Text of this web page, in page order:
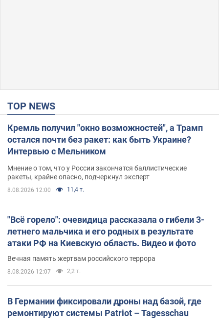
TOP NEWS
Кремль получил "окно возможностей", а Трамп
остался почти без ракет: как быть Украине?
Интервью с Мельником
Мнение о том, что у России закончатся баллистические
ракеты, крайне опасно, подчеркнул эксперт
8.08.2026 12:00 11,4 т.
"Всё горело": очевидица рассказала о гибели 3-
летнего мальчика и его родных в результате
атаки РФ на Киевскую область. Видео и фото
Вечная память жертвам российского террора
8.08.2026 12:07 2,2 т.
В Германии фиксировали дроны над базой, где
ремонтируют системы Patriot – Tagesschau